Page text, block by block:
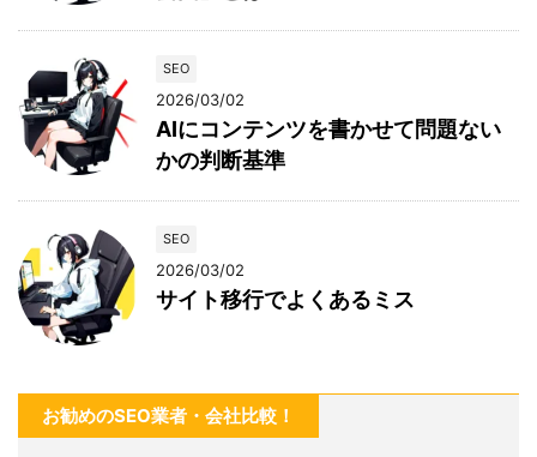
SEO
2026/03/02
AIにコンテンツを書かせて問題ない
かの判断基準
SEO
2026/03/02
サイト移行でよくあるミス
お勧めのSEO業者・会社比較！